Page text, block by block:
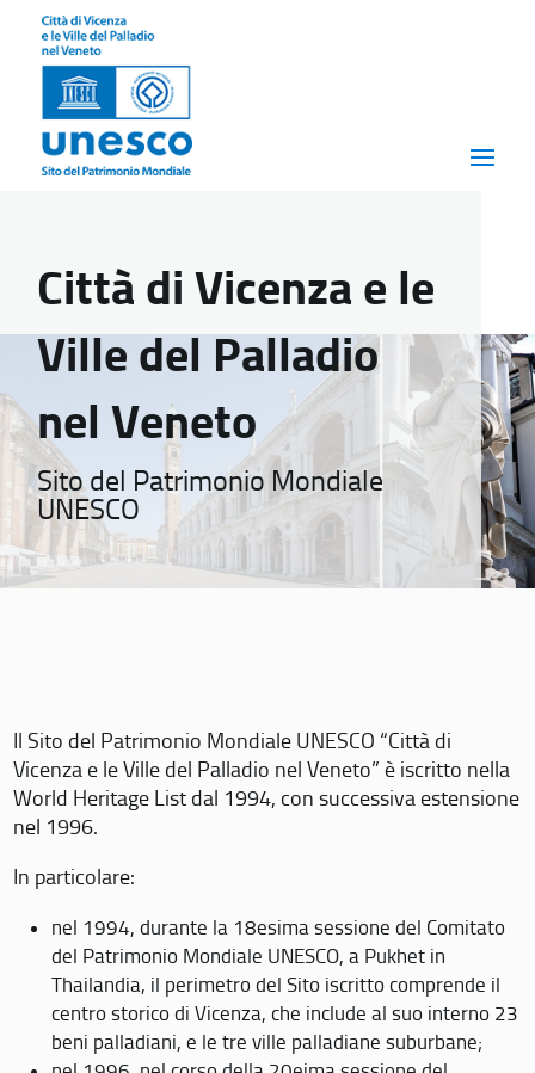
Città di Vicenza e le
Ville del Palladio
nel Veneto
Sito del Patrimonio Mondiale
UNESCO
Il Sito del Patrimonio Mondiale UNESCO “Città di
Vicenza e le Ville del Palladio nel Veneto” è iscritto nella
World Heritage List dal 1994, con successiva estensione
nel 1996.
In particolare:
nel 1994, durante la 18esima sessione del Comitato
del Patrimonio Mondiale UNESCO, a Pukhet in
Thailandia, il perimetro del Sito iscritto comprende il
centro storico di Vicenza, che include al suo interno 23
beni palladiani, e le tre ville palladiane suburbane;